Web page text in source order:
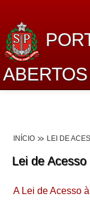
Lei de Acesso à
Dados
INÍCIO LEI DE
Lei de
A Lei de Acesso